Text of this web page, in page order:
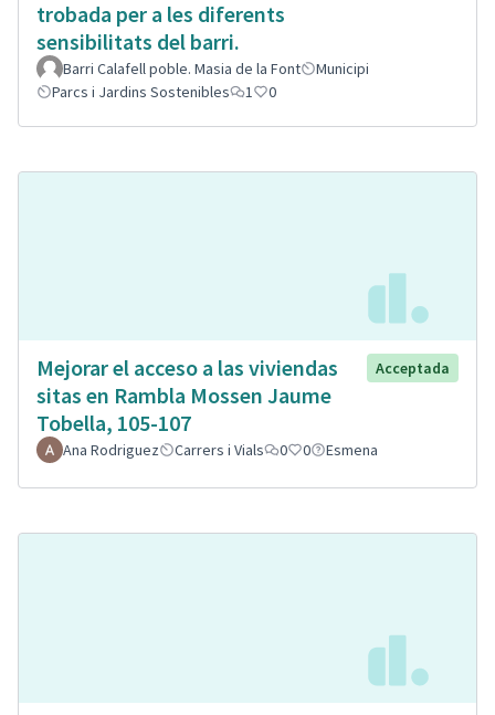
trobada per a les diferents
sensibilitats del barri.
Barri Calafell poble. Masia de la Font
Municipi
Parcs i Jardins Sostenibles
1 0
Mejorar el acceso a las viviendas
sitas en Rambla Mossen Jaume
Tobella, 105-107
Acceptada
Ana Rodriguez Carrers i Vials 0 0 Esmena